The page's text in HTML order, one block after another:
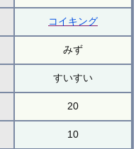
コイキング
みず
すいすい
20
10